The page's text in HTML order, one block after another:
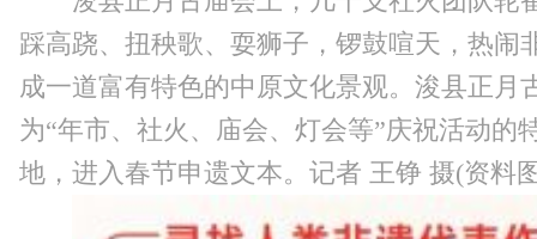
踩高跷、扭秧歌、耍狮子，锣鼓喧天，热闹
成一道富有特色的中原文化景观。浚县正月
为“年市、社火、庙会、灯会等”庆祝活动的
地，进入春节申遗文本。记者 王铮 摄(资料